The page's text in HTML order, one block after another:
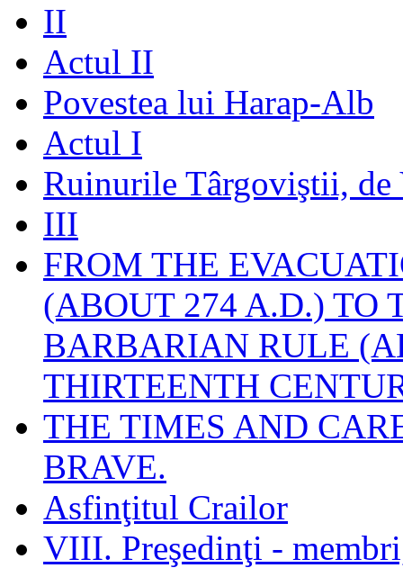
II
Actul II
Povestea lui Harap-Alb
Actul I
Ruinurile Târgoviştii, de
III
FROM THE
(ABOUT 274 A.D.) TO
BARBARIAN RULE
THIRTEENTH
THE TIMES AND
BRAVE.
Asfinţitul Crailor
VIII. Preşedinţi -